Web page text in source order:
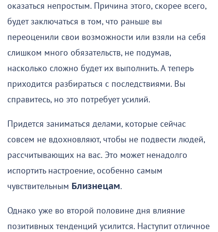
оказаться непростым. Причина этого, скорее всего,
будет заключаться в том, что раньше вы
переоценили свои возможности или взяли на себя
слишком много обязательств, не подумав,
насколько сложно будет их выполнить. А теперь
приходится разбираться с последствиями. Вы
справитесь, но это потребует усилий.
Придется заниматься делами, которые сейчас
совсем не вдохновляют, чтобы не подвести людей,
рассчитывающих на вас. Это может ненадолго
испортить настроение, особенно самым
чувствительным Близнецам.
Однако уже во второй половине дня влияние
позитивных тенденций усилится. Наступит отличное